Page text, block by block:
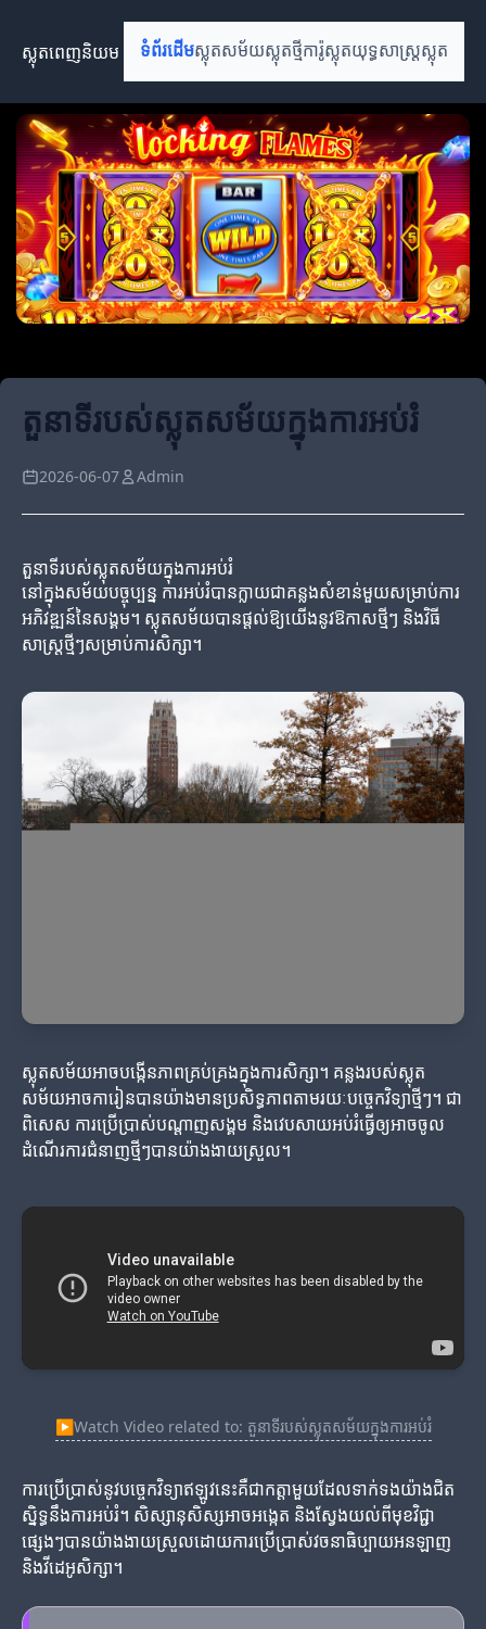
ស្លុតពេញនិយម ទំព័រដើមស្លុតសម័យស្លុតថ្មីការ៉ូស្លុតយុទ្ធសាស្ត្រស្លុត
តួនាទីរបស់ស្លុតសម័យក្នុងការអប់រំ
2026-06-07 Admin
តួនាទីរបស់ស្លុតសម័យក្នុងការអប់រំ
នៅក្នុងសម័យបច្ចុប្បន្ន ការអប់រំបានក្លាយជាគន្លងសំខាន់មួយសម្រាប់ការ
អភិវឌ្ឍន៍នៃសង្គម។ ស្លុតសម័យបានផ្តល់ឱ្យយើងនូវឱកាសថ្មីៗ និងវិធី
សាស្ត្រថ្មីៗសម្រាប់ការសិក្សា។
ស្លុតសម័យអាចបង្កើនភាពគ្រប់គ្រងក្នុងការសិក្សា។ គន្លងរបស់ស្លុត
សម័យអាចការៀនបានយ៉ាងមានប្រសិទ្ធភាពតាមរយៈបច្ចេកវិទ្យាថ្មីៗ។ ជា
ពិសេស ការប្រើប្រាស់បណ្តាញសង្គម និងវេបសាយអប់រំធ្វើឲ្យអាចចូល
ដំណើរការជំនាញថ្មីៗបានយ៉ាងងាយស្រួល។
▶Watch Video related to: តួនាទីរបស់ស្លុតសម័យក្នុងការអប់រំ
ការប្រើប្រាស់នូវបច្ចេកវិទ្យាឥឡូវនេះគឺជាកត្តាមួយដែលទាក់ទងយ៉ាងជិត
ស្និទ្ធនឹងការអប់រំ។ សិស្សានុសិស្សអាចអង្កេត និង​ស្វែងយល់ពីមុខវិជ្ជា
ផ្សេងៗបានយ៉ាងងាយស្រួលដោយការប្រើប្រាស់វចនាធិប្បាយអនឡាញ
និងវីដេអូសិក្សា។